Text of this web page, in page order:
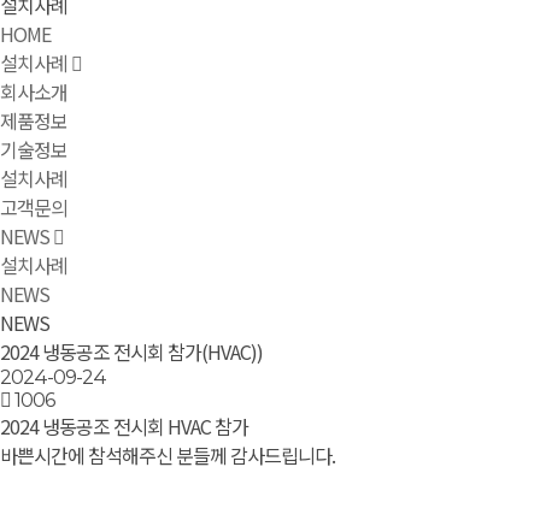
HOME
설치사례
회사소개
제품정보
기술정보
설치사례
고객문의
NEWS
설치사례
NEWS
NEWS
2024 냉동공조 전시회 참가(HVAC))
2024-09-24
1006
2024 냉동공조 전시회 HVAC 참가
바쁜시간에 참석해주신 분들께 감사드립니다.